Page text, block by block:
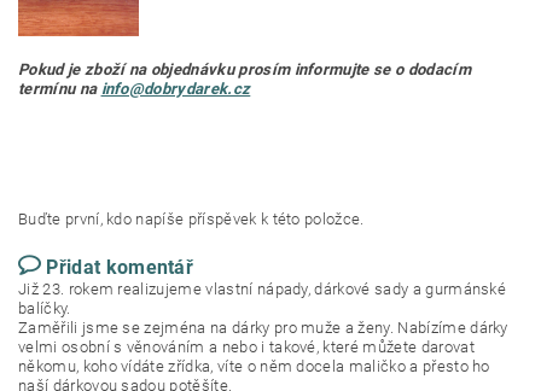
Pokud je zboží na objednávku prosím informujte se o dodacím
termínu na info@dobrydarek.cz
Buďte první, kdo napíše příspěvek k této položce.
Přidat komentář
Již 23. rokem realizujeme vlastní nápady, dárkové sady a gurmánské
balíčky.
Zaměřili jsme se zejména na dárky pro muže a ženy. Nabízíme dárky
velmi osobní s věnováním a nebo i takové, které můžete darovat
někomu, koho vídáte zřídka, víte o něm docela maličko a přesto ho
naší dárkovou sadou potěšíte.